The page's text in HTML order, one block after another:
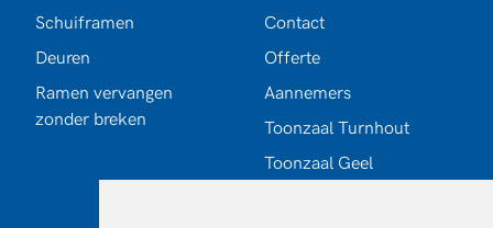
Schuiframen
Deuren
Ramen vervangen
zonder breken
Contact
Offerte
Aannemers
Toonzaal Turnhout
Toonzaal Geel